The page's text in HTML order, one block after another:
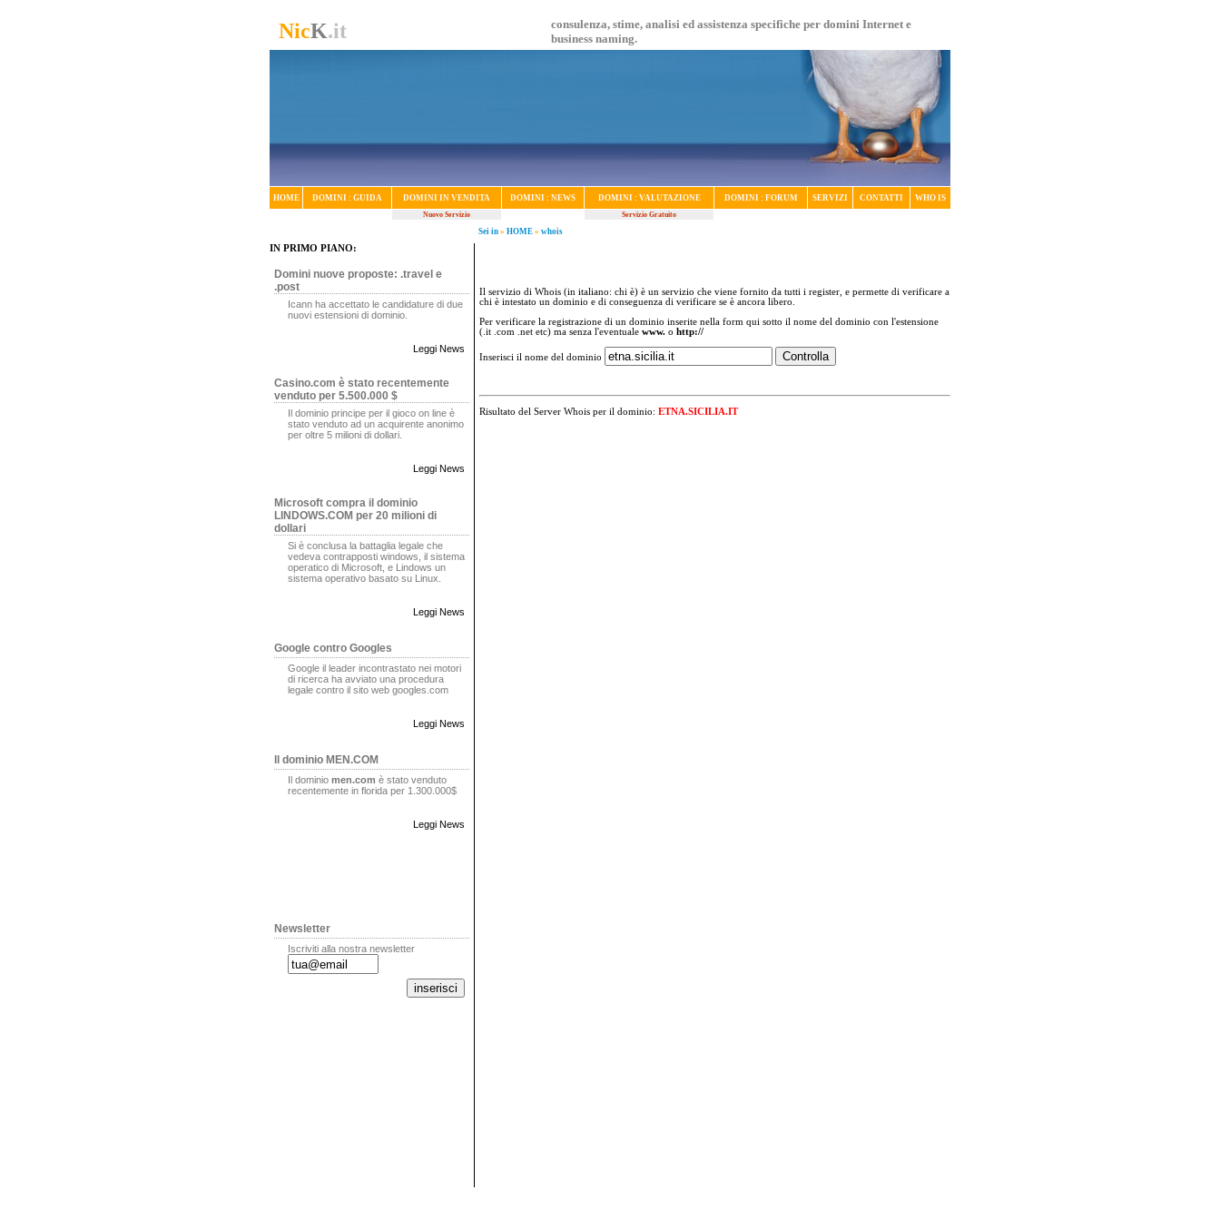
NicK.it
consulenza, stime, analisi ed assistenza specifiche per domini Internet e
business naming.
HOME DOMINI : GUIDA DOMINI IN VENDITA DOMINI : NEWS DOMINI : VALUTAZIONE DOMINI : FORUM SERVIZI CONTATTI WHO IS
Nuovo Servizio Servizio Gratuito
Sei in » HOME » whois
IN PRIMO PIANO:
Domini nuove proposte: .travel e
.post
Icann ha accettato le candidature di due
nuovi estensioni di dominio.
Leggi News
Casino.com è stato recentemente
venduto per 5.500.000 $
Il dominio principe per il gioco on line è
stato venduto ad un acquirente anonimo
per oltre 5 milioni di dollari.
Leggi News
Microsoft compra il dominio
LINDOWS.COM per 20 milioni di
dollari
Si è conclusa la battaglia legale che
vedeva contrapposti windows, il sistema
operatico di Microsoft, e Lindows un
sistema operativo basato su Linux.
Leggi News
Google contro Googles
Google il leader incontrastato nei motori
di ricerca ha avviato una procedura
legale contro il sito web googles.com
Leggi News
Il dominio MEN.COM
Il dominio men.com è stato venduto
recentemente in florida per 1.300.000$
Leggi News
Newsletter
Iscriviti alla nostra newsletter
Il servizio di Whois (in italiano: chi è) è un servizio che viene fornito da tutti i register, e permette di verificare a
chi è intestato un dominio e di conseguenza di verificare se è ancora libero.
Per verificare la registrazione di un dominio inserite nella form qui sotto il nome del dominio con l'estensione
(.it .com .net etc) ma senza l'eventuale www. o http://
Inserisci il nome del dominio
Risultato del Server Whois per il dominio: ETNA.SICILIA.IT